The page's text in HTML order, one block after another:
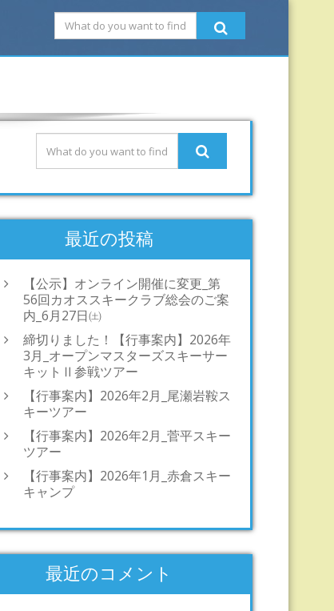
最近の投稿
【公示】オンライン開催に変更_第
56回カオススキークラブ総会のご案
内_6月27日㈯
締切りました！【行事案内】2026年
3月_オープンマスターズスキーサー
キットⅡ参戦ツアー
【行事案内】2026年2月_尾瀬岩鞍ス
キーツアー
【行事案内】2026年2月_菅平スキー
ツアー
【行事案内】2026年1月_赤倉スキー
キャンプ
最近のコメント